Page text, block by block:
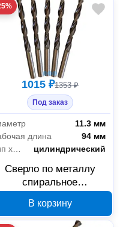
1015 ₽1353 ₽
Под заказ
11.3 мм
длина
94 мм
Тип хвостовика
цилиндрический
Сверло по металлу
спиральное
11.3 мм Р6М5 18712А
В корзину